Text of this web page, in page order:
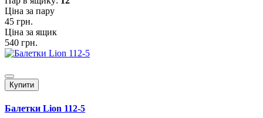
Ціна за пару
45 грн.
Ціна за ящик
540 грн.
Купити
Балетки Lion 112-5